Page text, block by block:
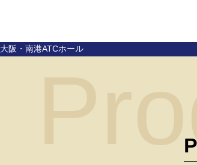
大阪・南港ATCホール